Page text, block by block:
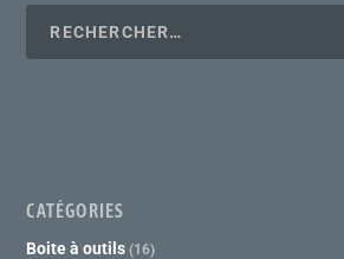
CATÉGORIES
Boite à outils (16)